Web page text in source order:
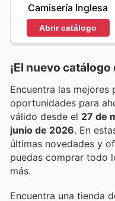
Camisería Inglesa
Abrir catálogo
¡El nuevo catálogo
Encuentra las mejores
oportunidades
válido desde el 27 de
junio de 2026 . En
últimas novedades y
puedas comprar todo
más.
Encuentra una tienda